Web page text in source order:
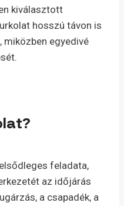
kiválasztott
hosszú távon is
egyedivé
feladata,
az időjárás
a csapadék, a